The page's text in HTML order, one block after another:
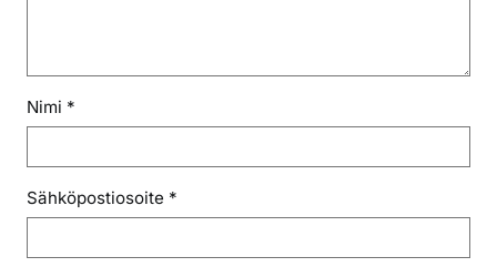
Nimi *
Sähköpostiosoite *